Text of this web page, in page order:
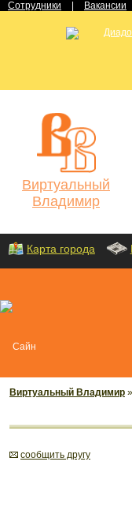
Сотрудники Вакансии
Виртуальный
Владимир
Карта города
Виртуальный Владимир »
cообщить другу